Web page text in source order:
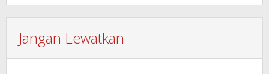
Jangan Lewatkan